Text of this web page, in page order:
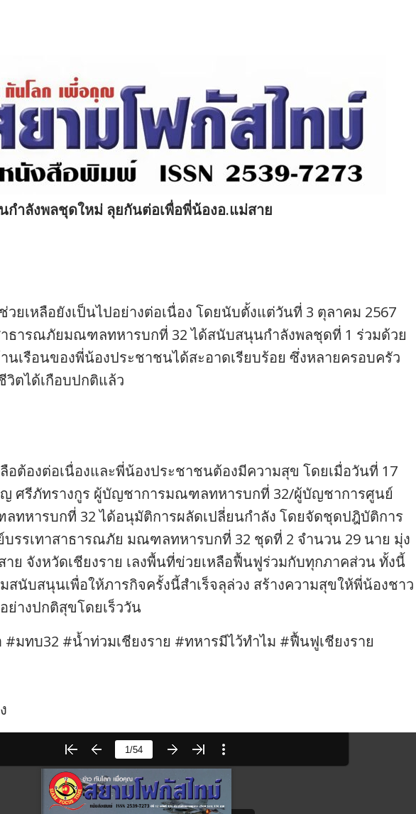
กำลังพลชุดใหม่ ลุยกันต่อเพื่อพี่น้องอ.แม่สาย
ยเหลือยังเป็นไปอย่างต่อเนื่อง โดยนับตั้งแต่วันที่ 3 ตุลาคม 2567
ธารณภัยมณฑลทหารบกที่ 32 ได้สนับสนุนกำลังพลชุดที่ 1 ร่วมด้วย
เรือนของพี่น้องประชาชนได้สะอาดเรียบร้อย ซึ่งหลายครอบครัว
ตได้เกือบปกติแล้ว
อต้องต่อเนื่องและพี่น้องประชาชนต้องมีความสุข โดยเมื่อวันที่ 17
ญ ศรีภัทรางกูร ผู้บัญชาการมณฑลทหารบกที่ 32/ผู้บัญชาการศูนย์
ทหารบกที่ 32 ได้อนุมัติการผลัดเปลี่ยนกำลัง โดยจัดชุดปฎิบัติการ
รรเทาสาธารณภัย มณฑลทหารบกที่ 32 ชุดที่ 2 จำนวน 29 นาย มุ่ง
ย จังหวัดเชียงราย เลงพื้นที่ข่วยเหลือฟื้นฟูร่วมกับทุกภาคส่วน ทั้งนี้
สนับสนุนเพื่อให้ภารกิจครั้งนี้สำเร็จลุล่วง สร้างความสุขให้พี่น้องชาว
ย่างปกติสุขโดยเร็ววัน
มทบ32 #น้ำท่วมเชียงราย #ทหารมีไว้ทำไม #ฟื้นฟูเชียงราย